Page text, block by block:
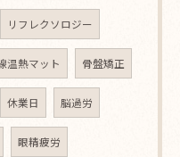
リフレクソロジー
温熱マット 骨盤矯正
休業日 脳過労
眼精疲労